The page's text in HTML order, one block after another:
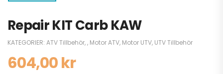
Repair KIT Carb KAW
KATEGORIER: ATV Tillbehör,, Motor ATV, Motor UTV, UTV Tillbehör
604,00kr